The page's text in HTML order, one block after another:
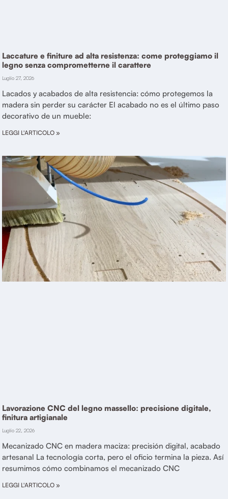
Laccature e finiture ad alta resistenza: come proteggiamo il
legno senza comprometterne il carattere
Luglio 27, 2026
Lacados y acabados de alta resistencia: cómo protegemos la
madera sin perder su carácter El acabado no es el último paso
decorativo de un mueble:
LEGGI L'ARTICOLO »
Lavorazione CNC del legno massello: precisione digitale,
finitura artigianale
Luglio 22, 2026
Mecanizado CNC en madera maciza: precisión digital, acabado
artesanal La tecnología corta, pero el oficio termina la pieza. Así
resumimos cómo combinamos el mecanizado CNC
LEGGI L'ARTICOLO »